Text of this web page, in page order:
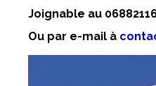
Joignable au
Ou par e-mail à